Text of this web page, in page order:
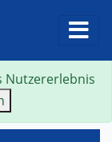
Nutzererlebnis